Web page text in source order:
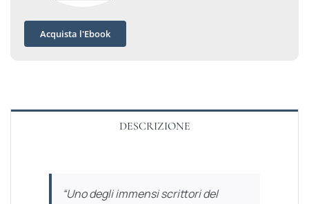
Acquista l'Ebook
DESCRIZIONE
“Uno degli immensi scrittori del